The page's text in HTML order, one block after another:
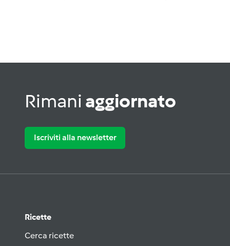
Rimani aggiornato
Iscriviti alla newsletter
Ricette
Cerca ricette